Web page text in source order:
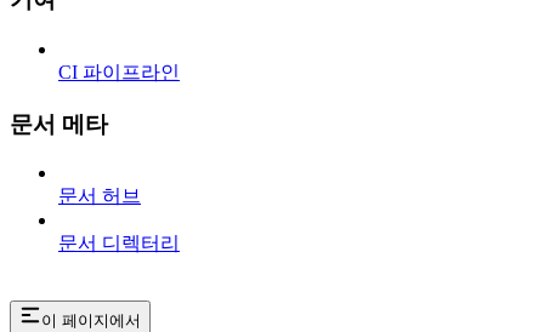
CI 파이프라인
문서 메타
문서 허브
문서 디렉터리
이 페이지에서